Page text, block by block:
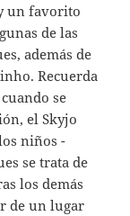
un favorito
de las
además de
Recuerda
se
el Skyjo
niños -
se trata de
los demás
de un lugar